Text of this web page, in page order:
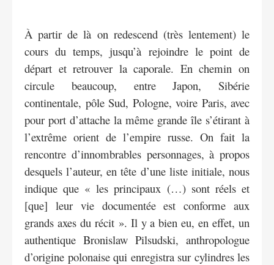
À partir de là on redescend (très lentement) le
cours du temps, jusqu’à rejoindre le point de
départ et retrouver la caporale. En chemin on
circule beaucoup, entre Japon, Sibérie
continentale, pôle Sud, Pologne, voire Paris, avec
pour port d’attache la même grande île s’étirant à
l’extrême orient de l’empire russe. On fait la
rencontre d’innombrables personnages, à propos
desquels l’auteur, en tête d’une liste initiale, nous
indique que « les principaux (…) sont réels et
[que] leur vie documentée est conforme aux
grands axes du récit ». Il y a bien eu, en effet, un
authentique Bronislaw Pilsudski, anthropologue
d’origine polonaise qui enregistra sur cylindres les